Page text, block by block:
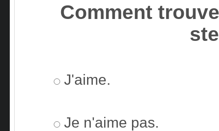
Comment
J'aime.
Je n'aime pas.